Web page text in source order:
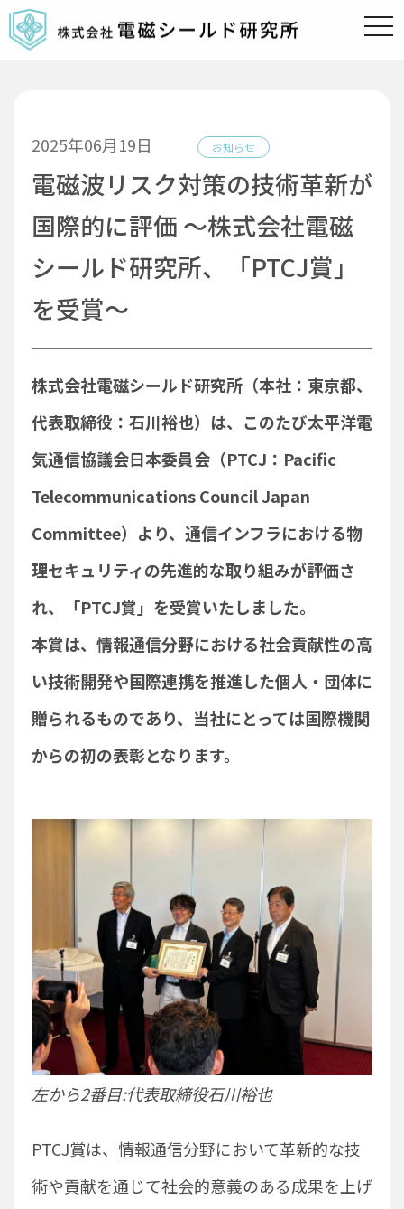
t
o
2025年06月19日 お知らせ
電磁波リスク対策の技術革新が
国際的に評価 ～株式会社電磁
シールド研究所、「PTCJ賞」
を受賞～
株式会社電磁シールド研究所（本社：東京都、
代表取締役：石川裕也）は、このたび太平洋電
気通信協議会日本委員会（PTCJ：Pacific
Telecommunications Council Japan
Committee）より、通信インフラにおける物
理セキュリティの先進的な取り組みが評価さ
れ、「PTCJ賞」を受賞いたしました。
本賞は、情報通信分野における社会貢献性の高
い技術開発や国際連携を推進した個人・団体に
贈られるものであり、当社にとっては国際機関
からの初の表彰となります。
左から2番目:代表取締役石川裕也
PTCJ賞は、情報通信分野において革新的な技
術や貢献を通じて社会的意義のある成果を上げ